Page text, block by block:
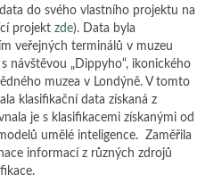
do svého vlastního projektu na
projekt zde). Data byla
veřejných terminálů v muzeu
návštěvou „Dippyho“, ikonického
muzea v Londýně. V tomto
klasifikační data získaná z
je s klasifikacemi získanými od
umělé inteligence. Zaměřila
informací z různých zdrojů